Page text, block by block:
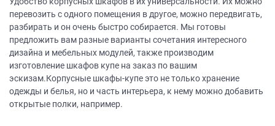
перевозить с одного помещения в другое, можно передвигать,
разбирать и он очень быстро собирается. Мы готовы
предложить вам разные варианты сочетания интересного
дизайна и мебельных модулей, также производим
изготовление шкафов купе на заказ по вашим
эскизам.Корпусные шкафы-купе это не только хранение
одежды и белья, но и часть интерьера, к нему можно добавить
открытые полки, например.